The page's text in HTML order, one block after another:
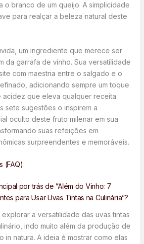
o branco de um queijo. A simplicidade
para realçar a beleza natural deste
um ingrediente que merece ser
da garrafa de vinho. Sua versatilidade
com maestria entre o salgado e o
adicionando sempre um toque
que eleva qualquer receita.
sete sugestões o inspirem a
oculto deste fruto milenar em sua
suas refeições em
surpreendentes e memoráveis.
(FAQ)
por trás de “Além do Vinho: 7
para Usar Uvas Tintas na Culinária”?
a versatilidade das uvas tintas
indo muito além da produção de
in natura. A ideia é mostrar como elas